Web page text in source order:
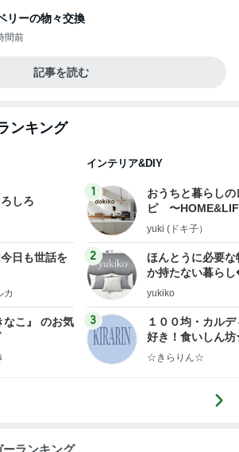
リーの物々交換
間前
記事を読む
ンキング
しろ
日も世話を
なこ』 のお気
インテリア&DIY
1
おうちと暮らしの
ピ 〜
yuki (ドキ子）
2
ほんとうに必要な
か持たない暮ら
ep Life Simple◆
yukiko
3
１００均・カルデ
好き！食いしん
らりん☆のブログ
☆きらりん☆